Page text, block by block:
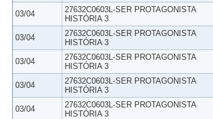
03/04
27632C0603L-SER PROTAGONISTA
HISTÓRIA 3
03/04
27632C0603L-SER PROTAGONISTA
HISTÓRIA 3
03/04
27632C0603L-SER PROTAGONISTA
HISTÓRIA 3
03/04
27632C0603L-SER PROTAGONISTA
HISTÓRIA 3
03/04
27632C0603L-SER PROTAGONISTA
HISTÓRIA 3